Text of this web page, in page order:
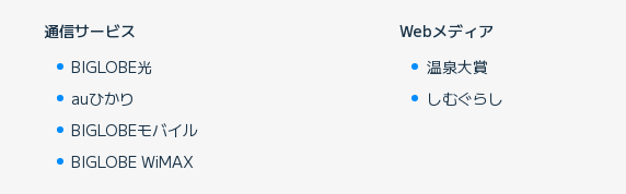
通信サービス
BIGLOBE光
auひかり
BIGLOBEモバイル
BIGLOBE WiMAX
Webメディア
温泉大賞
しむぐらし